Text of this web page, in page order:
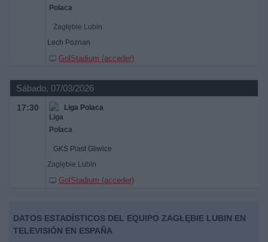
Zagłębie Lubin
Lech Poznan
GolStadium (acceder)
Sábado, 07/03/2026
17:30 Liga Polaca
GKS Piast Gliwice
Zagłębie Lubin
GolStadium (acceder)
DATOS ESTADÍSTICOS DEL EQUIPO ZAGŁĘBIE LUBIN EN
TELEVISIÓN EN ESPAÑA